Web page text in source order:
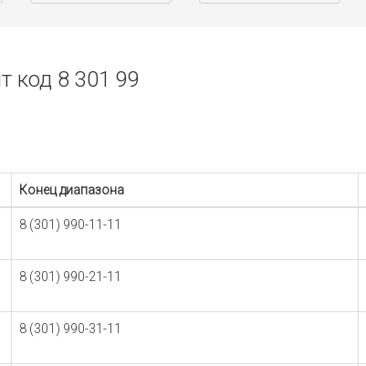
код 8 301 99
Конец диапазона
8 (301) 990-11-11
8 (301) 990-21-11
8 (301) 990-31-11